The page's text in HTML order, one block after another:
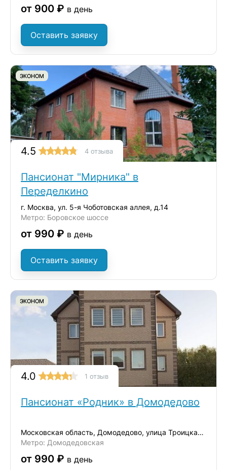
от 900 ₽ в день
Оставить заявку
ЭКОНОМ
4.5 4 отзыва
Пансионат "Мирника" в
Переделкино
г. Москва, ул. 5-я Чоботовская аллея, д.14
Метро: Боровское шоссе
от 990 ₽ в день
Оставить заявку
ЭКОНОМ
4.0 1 отзыв
Пансионат «Родник» в Домодедово
Московская область, Домодедово, улица Троицкая, 38
Метро: Домодедовская
от 990 ₽ в день